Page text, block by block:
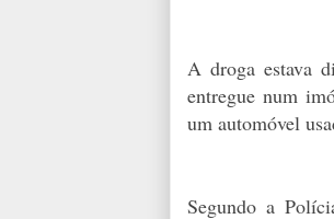
A droga estava
entregue num
um automóvel
Segundo a